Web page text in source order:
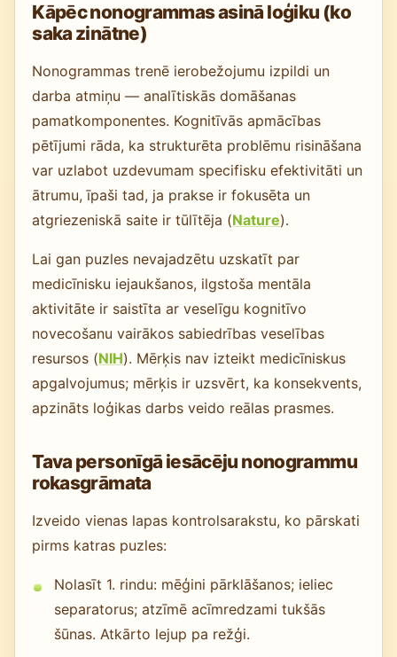
Kāpēc nonogrammas asinā loģiku (ko
saka zinātne)
Nonogrammas trenē ierobežojumu izpildi un
darba atmiņu — analītiskās domāšanas
pamatkomponentes. Kognitīvās apmācības
pētījumi rāda, ka strukturēta problēmu risināšana
var uzlabot uzdevumam specifisku efektivitāti un
ātrumu, īpaši tad, ja prakse ir fokusēta un
atgriezeniskā saite ir tūlītēja (Nature).
Lai gan puzles nevajadzētu uzskatīt par
medicīnisku iejaukšanos, ilgstoša mentāla
aktivitāte ir saistīta ar veselīgu kognitīvo
novecošanu vairākos sabiedrības veselības
resursos (NIH). Mērķis nav izteikt medicīniskus
apgalvojumus; mērķis ir uzsvērt, ka konsekvents,
apzināts loģikas darbs veido reālas prasmes.
Tava personīgā iesācēju nonogrammu
rokasgrāmata
Izveido vienas lapas kontrolsarakstu, ko pārskati
pirms katras puzles:
Nolasīt 1. rindu: mēģini pārklāšanos; ieliec
separatorus; atzīmē acīmredzami tukšās
šūnas. Atkārto lejup pa režģi.